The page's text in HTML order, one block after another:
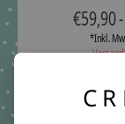
€59,90
*Inkl.